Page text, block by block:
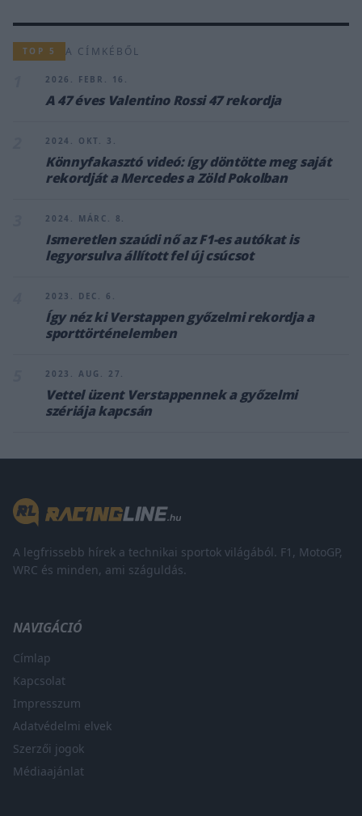
TOP 5 A CÍMKÉBŐL
2026. FEBR. 16.
A 47 éves Valentino Rossi 47 rekordja
2024. OKT. 3.
Könnyfakasztó videó: így döntötte meg saját
rekordját a Mercedes a Zöld Pokolban
2024. MÁRC. 8.
Ismeretlen szaúdi nő az F1-es autókat is
legyorsulva állított fel új csúcsot
2023. DEC. 6.
Így néz ki Verstappen győzelmi rekordja a
sporttörténelemben
2023. AUG. 27.
Vettel üzent Verstappennek a győzelmi
szériája kapcsán
A legfrissebb hírek a technikai sportok világából. F1, MotoGP,
WRC és minden, ami száguldás.
NAVIGÁCIÓ
Címlap
Kapcsolat
Impresszum
Adatvédelmi elvek
Szerzői jogok
Médiaajánlat